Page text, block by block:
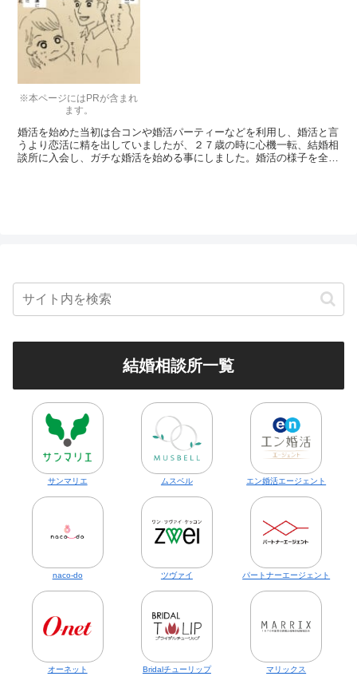
※本ページにはPRが含まれ
ます。
婚活を始めた当初は合コンや婚活パーティーなどを利用し、婚活と言
うより恋活に精を出していましたが、２７歳の時に心機一転、結婚相
談所に入会し、ガチな婚活を始める事にしました。婚活の様子を全１
結婚相談所一覧
サンマリエ ムスベル エン婚活エージェント
naco-do ツヴァイ パートナーエージェント
オーネット Bridalチューリップ マリックス